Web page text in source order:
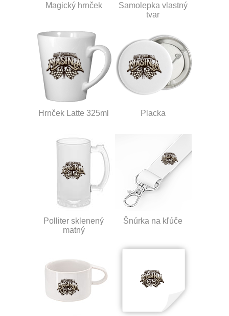
Magický hrnček
Samolepka vlastný
tvar
Hrnček Latte 325ml Placka
Polliter sklenený
matný
Šnúrka na kľúče